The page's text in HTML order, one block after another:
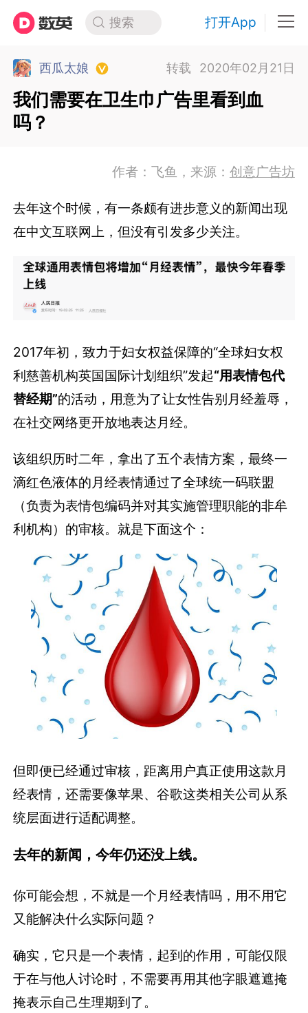
搜索 打开App
西瓜太娘 转载 2020年02月21日
我们需要在卫生巾广告里看到血
吗？
作者：飞鱼，来源： 创意广告坊
去年这个时候，有一条颇有进步意义的新闻出现
在中文互联网上，但没有引发多少关注。
2017年初，致力于妇女权益保障的“全球妇女权
利慈善机构英国国际计划组织”发起“用表情包代
替经期”的活动，用意为了让女性告别月经羞辱，
在社交网络更开放地表达月经。
该组织历时二年，拿出了五个表情方案，最终一
滴红色液体的月经表情通过了全球统一码联盟
（负责为表情包编码并对其实施管理职能的非牟
利机构）的审核。就是下面这个：
但即便已经通过审核，距离用户真正使用这款月
经表情，还需要像苹果、谷歌这类相关公司从系
统层面进行适配调整。
去年的新闻，今年仍还没上线。
你可能会想，不就是一个月经表情吗，用不用它
又能解决什么实际问题？
确实，它只是一个表情，起到的作用，可能仅限
于在与他人讨论时，不需要再用其他字眼遮遮掩
掩表示自己生理期到了。